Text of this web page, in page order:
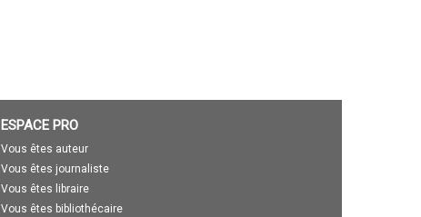
ESPACE PRO
Vous êtes auteur
Vous êtes journaliste
Vous êtes libraire
Vous êtes bibliothécaire